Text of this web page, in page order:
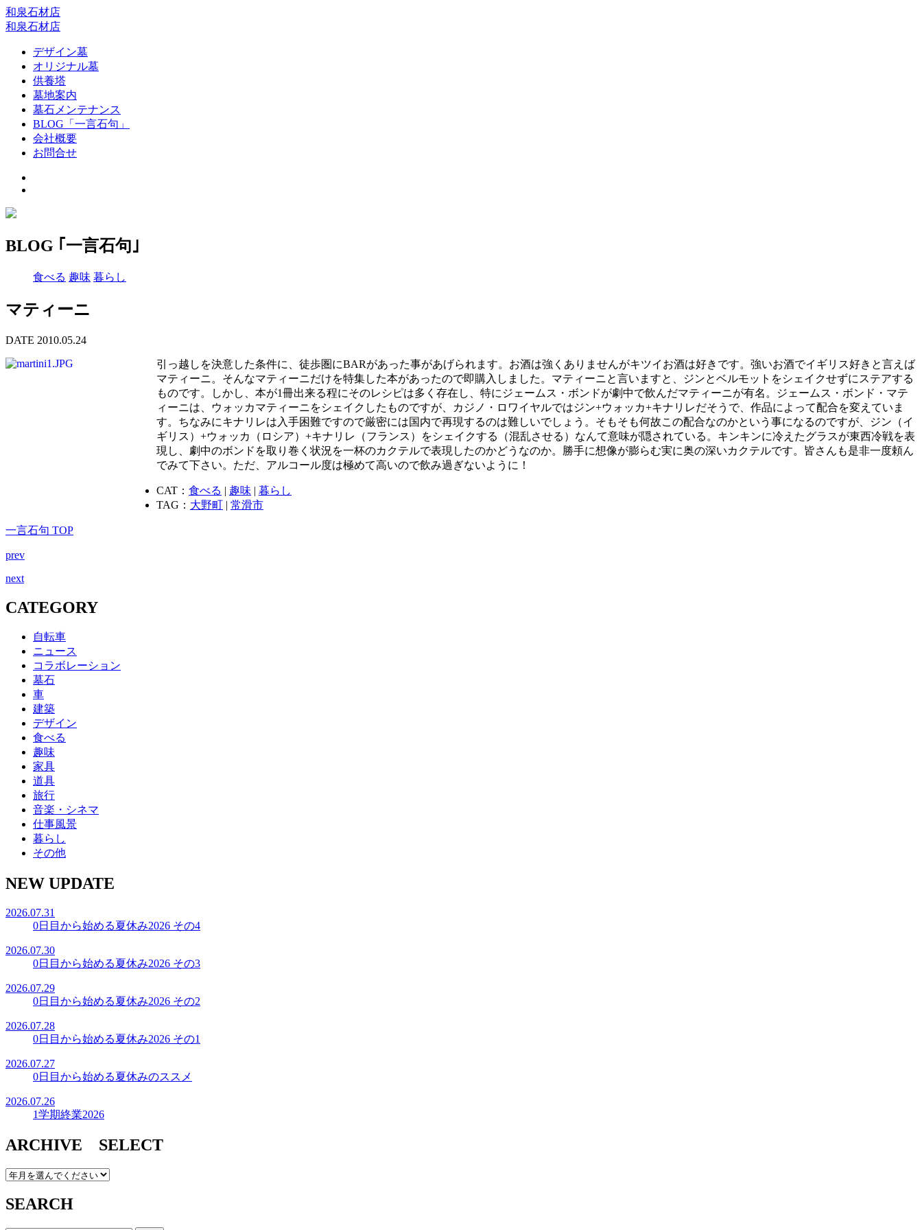
和泉石材店
和泉石材店
デザイン墓
オリジナル墓
供養塔
墓地案内
墓石メンテナンス
BLOG「一言石句」
会社概要
お問合せ
BLOG ｢一言石句｣
食べる 趣味 暮らし
マティーニ
DATE 2010.05.24
引っ越しを決意した条件に、徒歩圏にBARがあった事があげられます。お酒は強くありませんがキツイお酒は好きです。強いお酒でイギリス好きと言えば
マティーニ。そんなマティーニだけを特集した本があったので即購入しました。マティーニと言いますと、ジンとベルモットをシェイクせずにステアする
ものです。しかし、本が1冊出来る程にそのレシピは多く存在し、特にジェームス・ボンドが劇中で飲んだマティーニが有名。ジェームス・ボンド・マテ
ィーニは、ウォッカマティーニをシェイクしたものですが、カジノ・ロワイヤルではジン+ウォッカ+キナリレだそうで、作品によって配合を変えていま
す。ちなみにキナリレは入手困難ですので厳密には国内で再現するのは難しいでしょう。そもそも何故この配合なのかという事になるのですが、ジン（イ
ギリス）+ウォッカ（ロシア）+キナリレ（フランス）をシェイクする（混乱させる）なんて意味が隠されている。キンキンに冷えたグラスが東西冷戦を表
現し、劇中のボンドを取り巻く状況を一杯のカクテルで表現したのかどうなのか。勝手に想像が膨らむ実に奥の深いカクテルです。皆さんも是非一度頼ん
でみて下さい。ただ、アルコール度は極めて高いので飲み過ぎないように！
CAT： 食べる | 趣味 | 暮らし
TAG： 大野町 | 常滑市
一言石句 TOP
prev
next
CATEGORY
自転車
ニュース
コラボレーション
墓石
車
建築
デザイン
食べる
趣味
家具
道具
旅行
音楽・シネマ
仕事風景
暮らし
その他
NEW UPDATE
2026.07.31
0日目から始める夏休み2026 その4
2026.07.30
0日目から始める夏休み2026 その3
2026.07.29
0日目から始める夏休み2026 その2
2026.07.28
0日目から始める夏休み2026 その1
2026.07.27
0日目から始める夏休みのススメ
2026.07.26
1学期終業2026
ARCHIVE SELECT
SEARCH